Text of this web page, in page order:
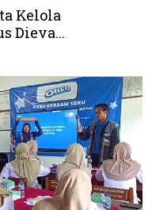
Kelola
Dieva...